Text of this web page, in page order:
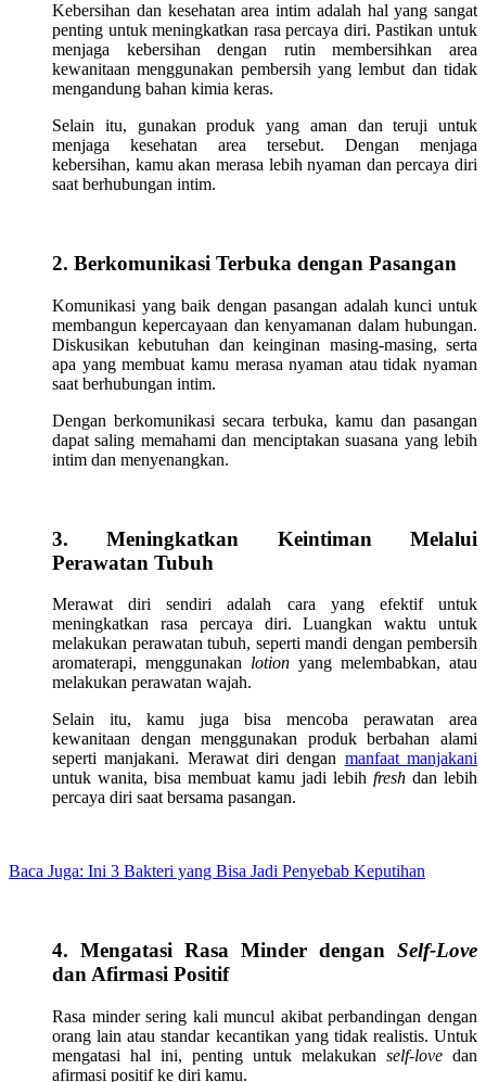
Kebersihan dan kesehatan area intim adalah hal yang sangat
penting untuk meningkatkan rasa percaya diri. Pastikan untuk
menjaga kebersihan dengan rutin membersihkan area
kewanitaan menggunakan pembersih yang lembut dan tidak
mengandung bahan kimia keras.
Selain itu, gunakan produk yang aman dan teruji untuk
menjaga kesehatan area tersebut. Dengan menjaga
kebersihan, kamu akan merasa lebih nyaman dan percaya diri
saat berhubungan intim.
2. Berkomunikasi Terbuka dengan Pasangan
Komunikasi yang baik dengan pasangan adalah kunci untuk
membangun kepercayaan dan kenyamanan dalam hubungan.
Diskusikan kebutuhan dan keinginan masing-masing, serta
apa yang membuat kamu merasa nyaman atau tidak nyaman
saat berhubungan intim.
Dengan berkomunikasi secara terbuka, kamu dan pasangan
dapat saling memahami dan menciptakan suasana yang lebih
intim dan menyenangkan.
3. Meningkatkan Keintiman Melalui
Perawatan Tubuh
Merawat diri sendiri adalah cara yang efektif untuk
meningkatkan rasa percaya diri. Luangkan waktu untuk
melakukan perawatan tubuh, seperti mandi dengan pembersih
aromaterapi, menggunakan lotion yang melembabkan, atau
melakukan perawatan wajah.
Selain itu, kamu juga bisa mencoba perawatan area
kewanitaan dengan menggunakan produk berbahan alami
seperti manjakani. Merawat diri dengan manfaat manjakani
untuk wanita, bisa membuat kamu jadi lebih fresh dan lebih
percaya diri saat bersama pasangan.
Baca Juga: Ini 3 Bakteri yang Bisa Jadi Penyebab Keputihan
4. Mengatasi Rasa Minder dengan Self-Love
dan Afirmasi Positif
Rasa minder sering kali muncul akibat perbandingan dengan
orang lain atau standar kecantikan yang tidak realistis. Untuk
mengatasi hal ini, penting untuk melakukan self-love dan
afirmasi positif ke diri kamu.